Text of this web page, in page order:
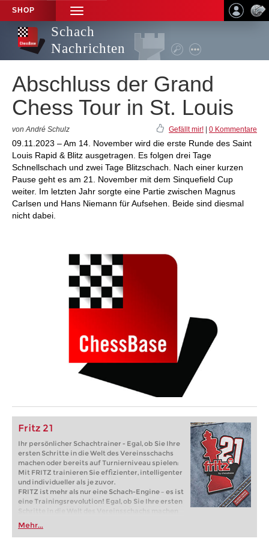
SHOP
TOGGLE
NAVIGATION
Schach
Nachrichten
Abschluss der Grand
Chess Tour in St. Louis
von André Schulz Gefällt mir! 0 Kommentare
09.11.2023 – Am 14. November wird die erste Runde des Saint
Louis Rapid & Blitz ausgetragen. Es folgen drei Tage
Schnellschach und zwei Tage Blitzschach. Nach einer kurzen
Pause geht es am 21. November mit dem Sinquefield Cup
weiter. Im letzten Jahr sorgte eine Partie zwischen Magnus
Carlsen und Hans Niemann für Aufsehen. Beide sind diesmal
nicht dabei.
Fritz 21
Ihr persönlicher Schachtrainer - Egal, ob Sie Ihre
ersten Schritte in die Welt des Vereinsschachs
machen oder bereits auf Turnierniveau spielen:
Mit FRITZ trainieren Sie effizienter, intelligenter
und individueller als je zuvor.
FRITZ ist mehr als nur eine Schach-Engine – es ist
eine Trainingsrevolution! Egal, ob Sie Ihre ersten
Schritte in die Welt des Vereinsschachs machen
oder bereits auf Turnierniveau spielen: Mit
FRITZ trainieren Sie effizienter, intelligenter und
individueller als je zuvor.
Mehr...